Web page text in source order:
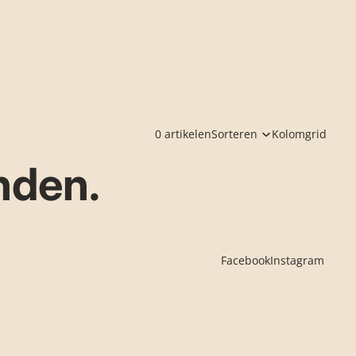
0 artikelenSorteren Kolomgrid
FacebookInstagram